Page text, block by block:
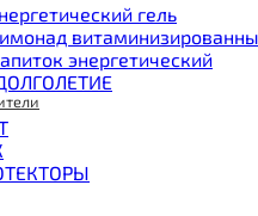
гель
энергетический